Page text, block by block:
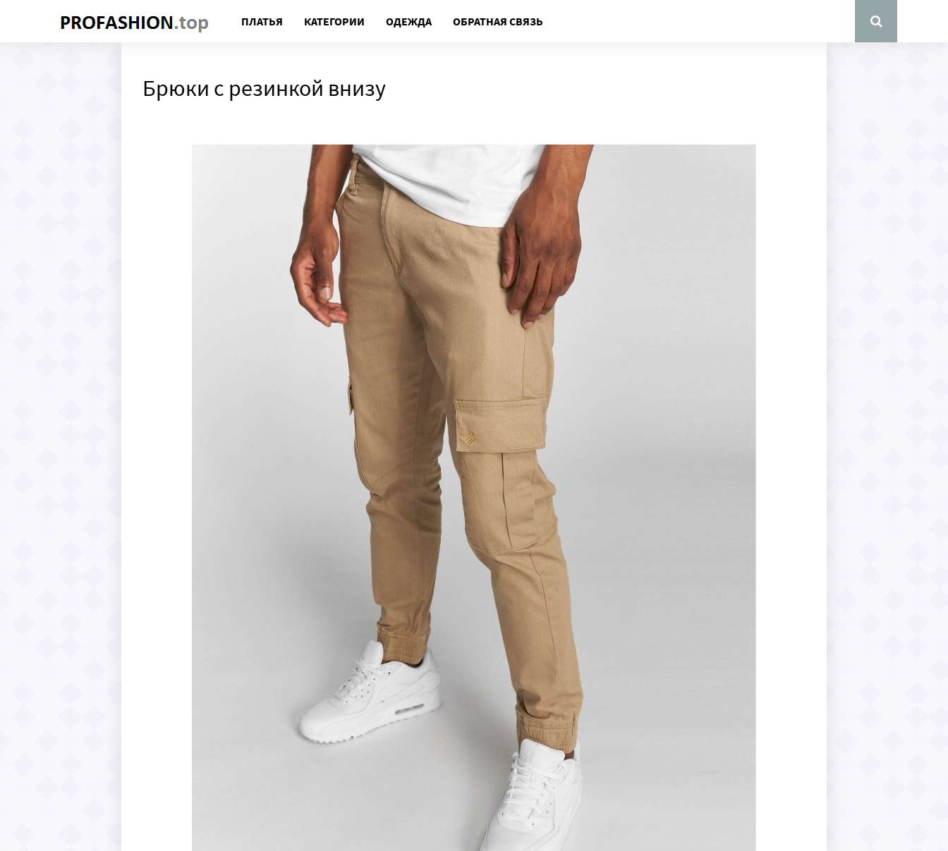
ПЛАТЬЯ КАТЕГОРИИ ОДЕЖДА ОБРАТНАЯ СВЯЗЬ
Брюки с резинкой внизу